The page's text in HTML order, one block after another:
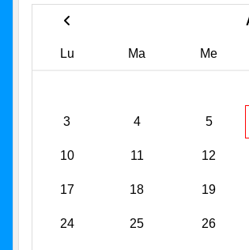
Lu Ma Me
3 4 5
10 11 12
17 18 19
24 25 26